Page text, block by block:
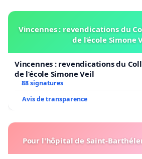
Vincennes : revendications du
de l’école Simone
Vincennes : revendications du
de l’école Simone Veil
88 signatures
Avis de transparence
Pour l'hôpital de Saint-